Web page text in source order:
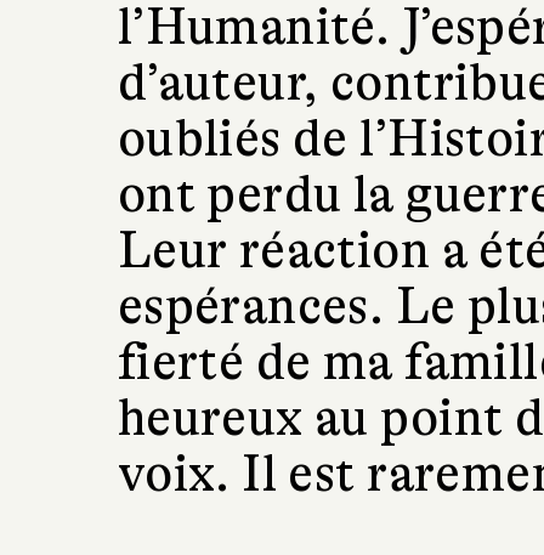
l’Humanité.
d’auteur,
oubliés de
ont perdu la
Leur réaction a
espérances. Le
fierté de ma
heureux au point
voix. Il est